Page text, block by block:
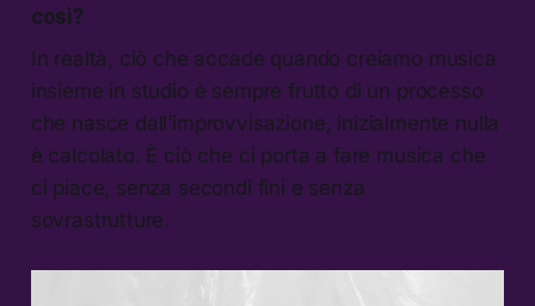
così?
In realtà, ciò che accade quando creiamo musica
insieme in studio è sempre frutto di un processo
che nasce dall’improvvisazione, inizialmente nulla
è calcolato. È ciò che ci porta a fare musica che
ci piace, senza secondi fini e senza
sovrastrutture.